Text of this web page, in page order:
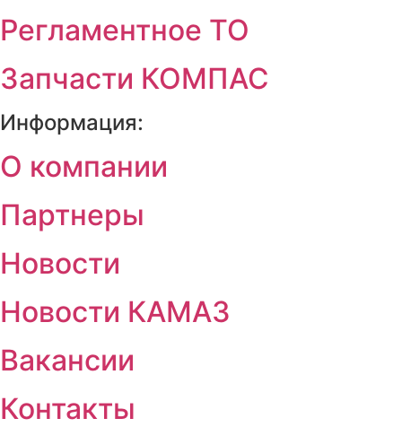
Регламентное ТО
Запчасти КОМПАС
Информация:
О компании
Партнеры
Новости
Новости КАМАЗ
Вакансии
Контакты